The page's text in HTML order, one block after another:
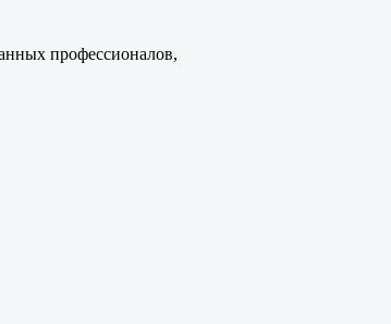
профессионалов,